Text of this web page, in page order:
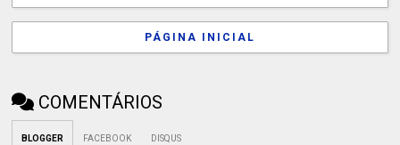
PÁGINA INICIAL
COMENTÁRIOS
BLOGGER FACEBOOK DISQUS